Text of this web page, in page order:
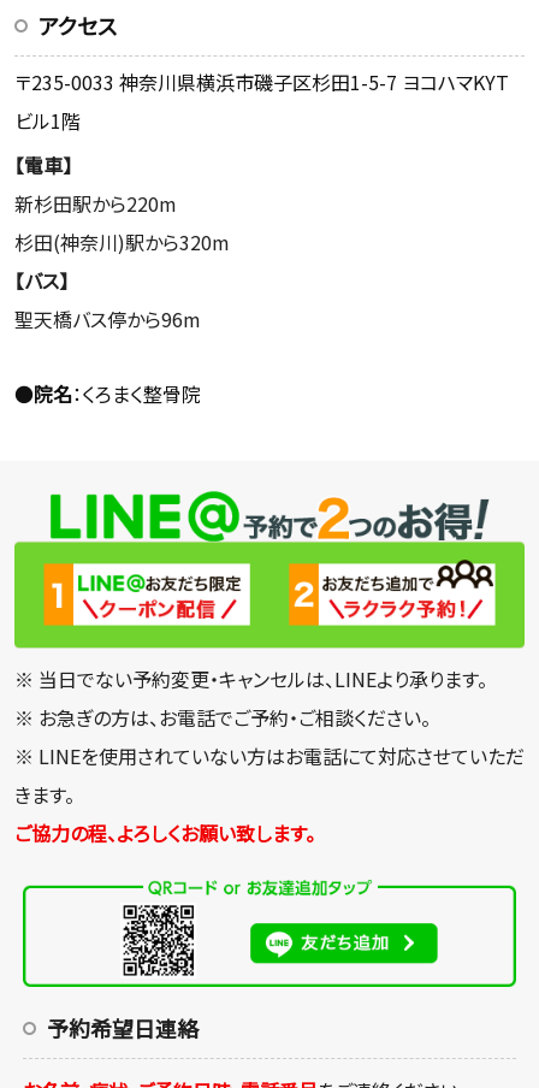
アクセス
〒235-0033 神奈川県横浜市磯子区杉田1-5-7 ヨコハマKYT
ビル1階
【電車】
新杉田駅から220m
杉田(神奈川)駅から320m
【バス】
聖天橋バス停から96m
●院名：くろまく整骨院
※ 当日でない予約変更・キャンセルは、LINEより承ります。
※ お急ぎの方は、お電話でご予約・ご相談ください。
※ LINEを使用されていない方はお電話にて対応させていただ
きます。
ご協力の程、よろしくお願い致します。
予約希望日連絡